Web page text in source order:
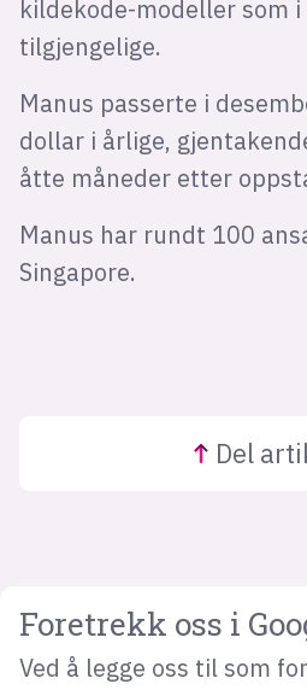
kildekode-modeller som
tilgjengelige.
Manus passerte i
dollar i årlige,
åtte måneder etter
Manus har rundt 100
Singapore.
Del
Foretrekk oss i
Ved å legge oss til som